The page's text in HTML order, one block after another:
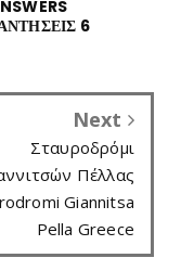
6
Next
Σταυροδρόμι
Πέλλας
Giannitsa
Pella Greece